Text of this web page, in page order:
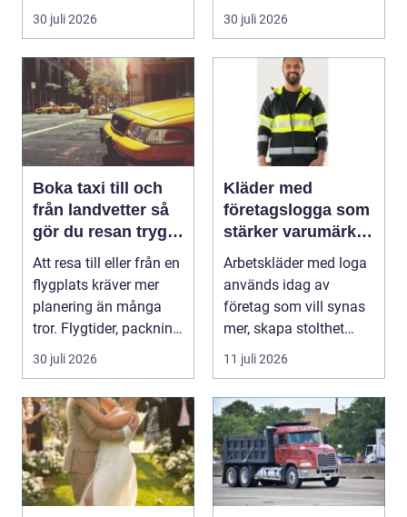
påverkar hur länge
gäs...
30 juli 2026
beslut. En b...
30 juli 2026
Boka taxi till och
från landvetter så
gör du resan trygg
och smidig
Att resa till eller från en
flygplats kräver mer
planering än många
tror. Flygtider, packning,
säker...
30 juli 2026
Kläder med
företagslogga som
stärker varumärket
varje dag
Arbetskläder med loga
används idag av
företag som vill synas
mer, skapa stolthet
inte...
11 juli 2026